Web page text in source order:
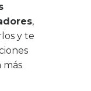
,
y te
más